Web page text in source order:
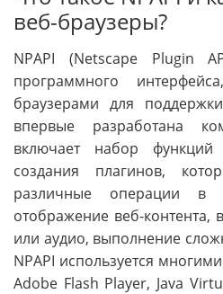
веб-браузеры?
NPAPI (Netscape Plugin
программного
браузерами для
впервые разработана
включает набор
создания плагинов,
различные операции в
отображение веб-контента,
или аудио, выполнение
NPAPI используется
Adobe Flash Player, Java